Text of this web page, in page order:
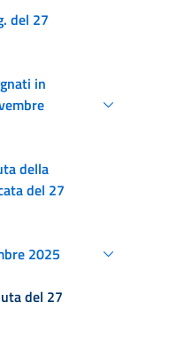
del 27
in
della
del 27
2025
del 27